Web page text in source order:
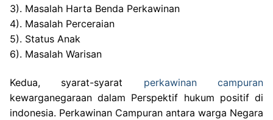
3). Masalah Harta Benda Perkawinan
4). Masalah Perceraian
5). Status Anak
6). Masalah Warisan
Kedua, syarat-syarat perkawinan campuran
kewarganegaraan dalam Perspektif hukum positif di
indonesia. Perkawinan Campuran antara warga Negara